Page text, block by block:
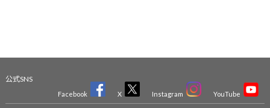
公式SNS
Facebook X Instagram YouTube